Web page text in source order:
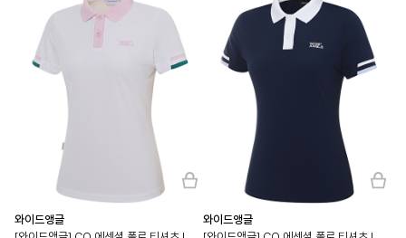
와이드앵글
와이드앵글